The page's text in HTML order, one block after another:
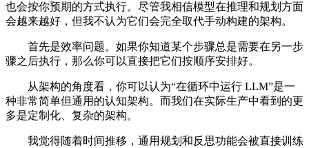
也会按你预期的方式执行。尽管我相信模型在推理和规划方面
会越来越好，但我不认为它们会完全取代手动构建的架构。
首先是效率问题。如果你知道某个步骤总是需要在另一步
骤之后执行，那么你可以直接把它们按顺序安排好。
从架构的角度看，你可以认为“在循环中运行 LLM”是一
种非常简单但通用的认知架构。而我们在实际生产中看到的更
多是定制化、复杂的架构。
我觉得随着时间推移，通用规划和反思功能会被直接训练